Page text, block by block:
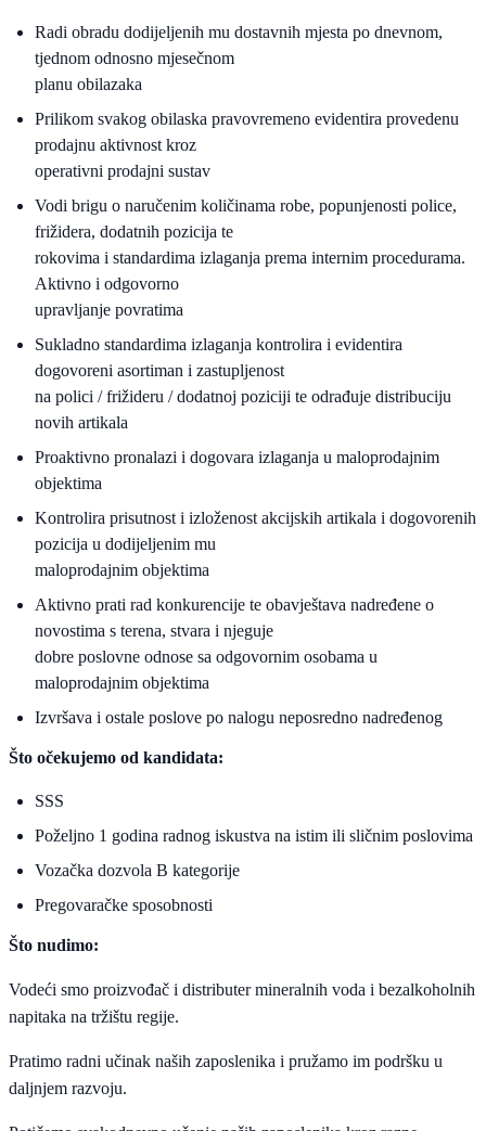
Radi obradu dodijeljenih mu dostavnih mjesta po dnevnom,
tjednom odnosno mjesečnom
planu obilazaka
Prilikom svakog obilaska pravovremeno evidentira provedenu
prodajnu aktivnost kroz
operativni prodajni sustav
Vodi brigu o naručenim količinama robe, popunjenosti police,
frižidera, dodatnih pozicija te
rokovima i standardima izlaganja prema internim procedurama.
Aktivno i odgovorno
upravljanje povratima
Sukladno standardima izlaganja kontrolira i evidentira
dogovoreni asortiman i zastupljenost
na polici / frižideru / dodatnoj poziciji te odrađuje distribuciju
novih artikala
Proaktivno pronalazi i dogovara izlaganja u maloprodajnim
objektima
Kontrolira prisutnost i izloženost akcijskih artikala i dogovorenih
pozicija u dodijeljenim mu
maloprodajnim objektima
Aktivno prati rad konkurencije te obavještava nadređene o
novostima s terena, stvara i njeguje
dobre poslovne odnose sa odgovornim osobama u
maloprodajnim objektima
Izvršava i ostale poslove po nalogu neposredno nadređenog
Što očekujemo od kandidata:
SSS
Poželjno 1 godina radnog iskustva na istim ili sličnim poslovima
Vozačka dozvola B kategorije
Pregovaračke sposobnosti
Što nudimo:
Vodeći smo proizvođač i distributer mineralnih voda i bezalkoholnih
napitaka na tržištu regije.
Pratimo radni učinak naših zaposlenika i pružamo im podršku u
daljnjem razvoju.